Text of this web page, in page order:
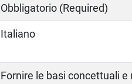
Obbligatorio (Required)
Italiano
Fornire le basi concettuali